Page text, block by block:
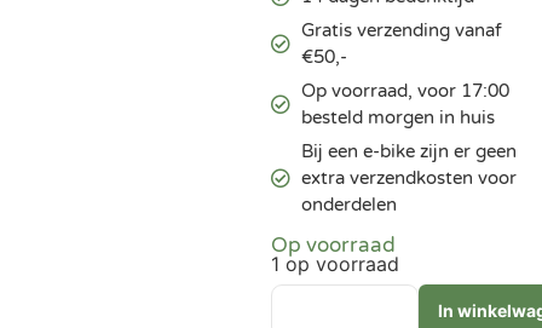
Gratis verzending vanaf
€50,-
Op voorraad, voor 17:00
besteld morgen in huis
Bij een e-bike zijn er geen
extra verzendkosten voor
onderdelen
Op voorraad
1 op voorraad
In